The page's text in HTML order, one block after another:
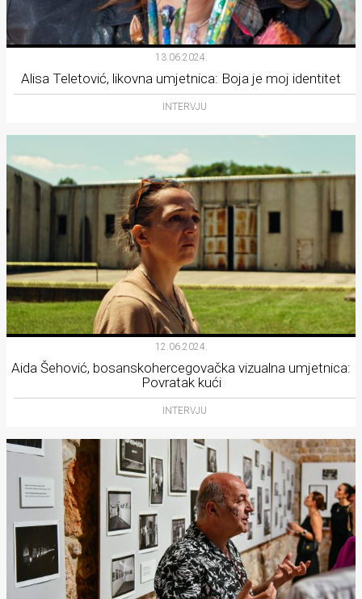
Magazin
13.06.2024.
Alisa Teletović, likovna umjetnica: Boja je moj identitet
INTERVJU
12.06.2024.
Aida Šehović, bosanskohercegovačka vizualna umjetnica:
Povratak kući
INTERVJU